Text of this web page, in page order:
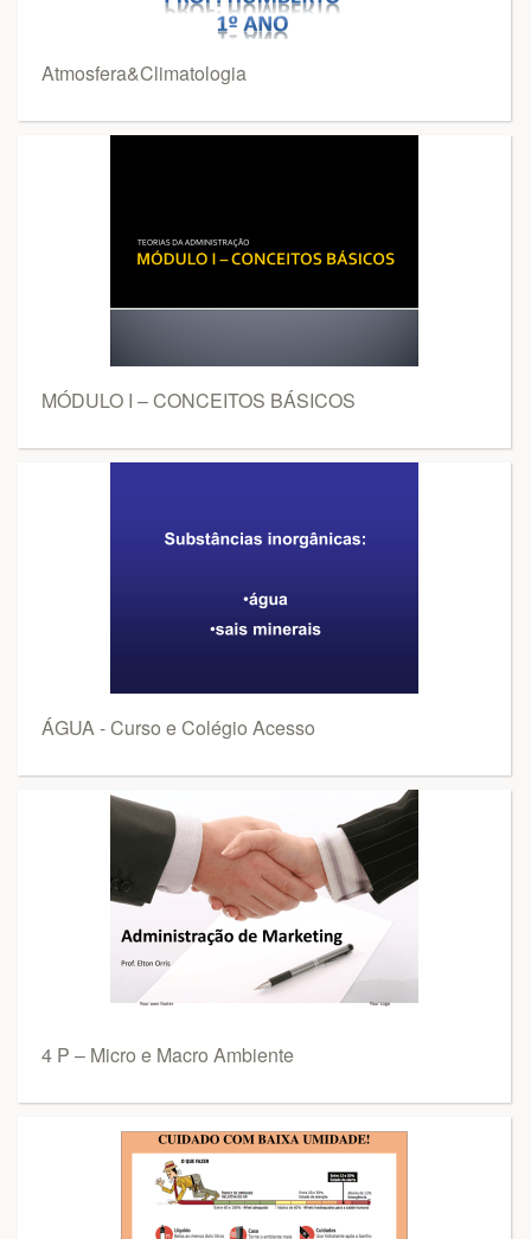
Atmosfera&Climatologia
MÓDULO I – CONCEITOS BÁSICOS
ÁGUA - Curso e Colégio Acesso
4 P – Micro e Macro Ambiente